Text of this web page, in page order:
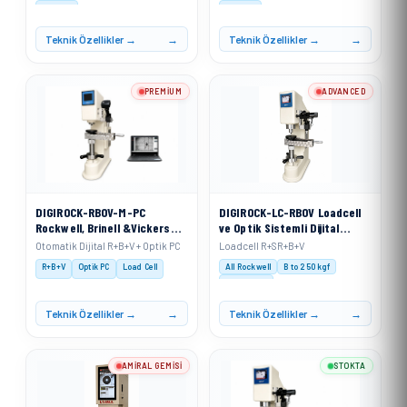
V 30 kgf
Teknik Özellikler →
V 30 kgf
Teknik Özellikler →
DIGIROCK-RBOV-M-PC
Rockwell, Brinell &Vickers
Sertlik Ölçme Cihazı
Motorize Sistem + PC Sistem
ile
Otomatik Dijital R+B+V + Optik PC
R+B+V Optik PC Load Cell
Teknik Özellikler →
PREMIUM
DIGIROCK-LC-RBOV Loadcell
ve Optik Sistemli Dijital
Rockwell, Rockwell
Superficial, Brinell ve
Vickers Sertlik Ölçme Cihazı
Loadcell R+SR+B+V
All Rockwell
B to 250 kgf
V 3–100 kgf
Teknik Özellikler →
ADVANCED
AMIRAL GEMISI STOKTA